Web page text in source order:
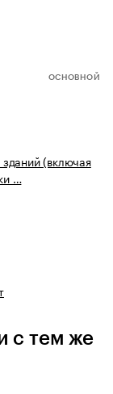
ОСНОВНОЙ
(включая
…
с тем же